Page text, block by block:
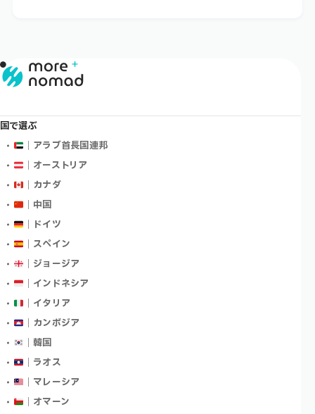
国で選ぶ
｜アラブ首長国連邦
｜オーストリア
｜カナダ
｜中国
｜ドイツ
｜スペイン
｜ジョージア
｜インドネシア
｜イタリア
｜カンボジア
｜韓国
｜ラオス
｜マレーシア
｜オマーン